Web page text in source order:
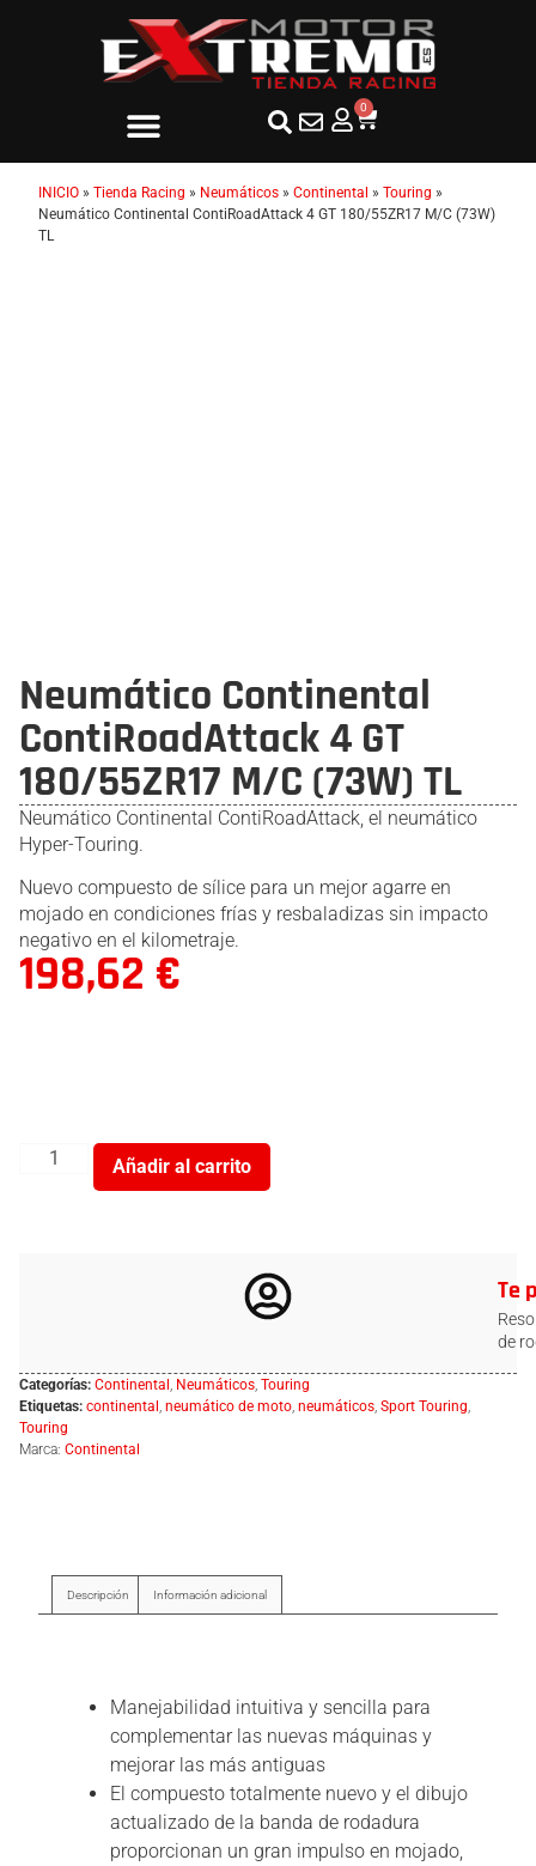
0
INICIO » Tienda Racing » Neumáticos » Continental » Touring »
Neumático Continental ContiRoadAttack 4 GT 180/55ZR17 M/C (73W)
TL
Neumático Continental
ContiRoadAttack 4 GT
180/55ZR17 M/C (73W) TL
Neumático Continental ContiRoadAttack, el neumático
Hyper-Touring.
Nuevo compuesto de sílice para un mejor agarre en
mojado en condiciones frías y resbaladizas sin impacto
negativo en el kilometraje.
198,62 €
Añadir al carrito
Te
de
Categorías: Continental, Neumáticos, Touring
Etiquetas: continental, neumático de moto, neumáticos, Sport Touring,
Touring
Marca: Continental
Descripción Información adicional
Manejabilidad intuitiva y sencilla para
complementar las nuevas máquinas y
mejorar las más antiguas
El compuesto totalmente nuevo y el dibujo
actualizado de la banda de rodadura
proporcionan un gran impulso en mojado,